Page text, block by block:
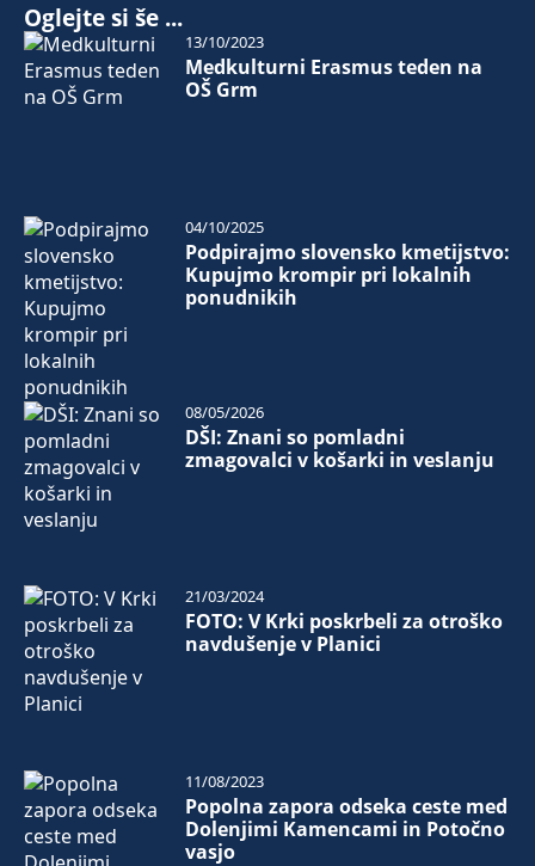
Oglejte si še ...
Medkulturni Erasmus teden na
OŠ Grm
13/10/2023
Podpirajmo slovensko kmetijstvo:
Kupujmo krompir pri lokalnih
ponudnikih
04/10/2025
DŠI: Znani so pomladni
zmagovalci v košarki in veslanju
08/05/2026
FOTO: V Krki poskrbeli za otroško
navdušenje v Planici
21/03/2024
Popolna zapora odseka ceste med
Dolenjimi Kamencami in Potočno
vasjo
11/08/2023